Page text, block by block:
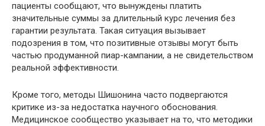
пациенты сообщают, что вынуждены платить
значительные суммы за длительный курс лечения без
гарантии результата. Такая ситуация вызывает
подозрения в том, что позитивные отзывы могут быть
частью продуманной пиар-кампании, а не свидетельством
реальной эффективности.
Кроме того, методы Шишонина часто подвергаются
критике из-за недостатка научного обоснования.
Медицинское сообщество указывает на то, что методики